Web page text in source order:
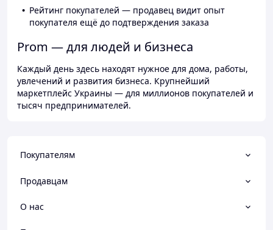
Рейтинг покупателей — продавец видит опыт
покупателя ещё до подтверждения заказа
Prom — для людей и бизнеса
Каждый день здесь находят нужное для дома, работы,
увлечений и развития бизнеса. Крупнейший
маркетплейс Украины — для миллионов покупателей и
тысяч предпринимателей.
Покупателям
Продавцам
О нас